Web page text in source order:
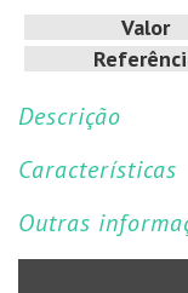
Valor
Descrição
Características
Outras